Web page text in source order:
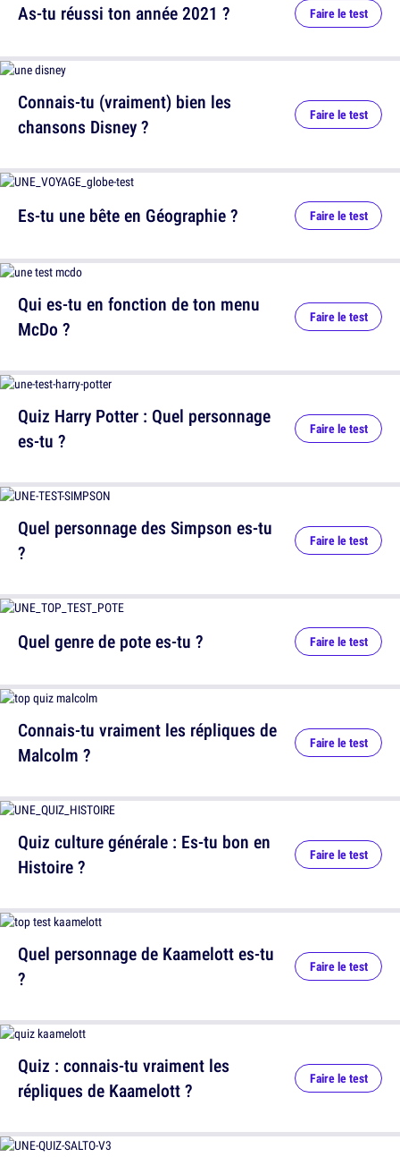
Connais-tu (vraiment) bien les
chansons Disney ?
Faire le test
Qui es-tu en fonction de ton menu
McDo ?
Faire le test
Quel personnage des Simpson es-tu
?
Faire le test
Connais-tu vraiment les répliques de
Malcolm ?
Faire le test
Quel personnage de Kaamelott es-tu
?
Faire le test
As-tu réussi ton année 2021 ? Faire le test
Es-tu une bête en Géographie ? Faire le test
Quiz Harry Potter : Quel personnage
es-tu ?
Faire le test
Quel genre de pote es-tu ? Faire le test
Quiz culture générale : Es-tu bon en
Histoire ?
Faire le test
Quiz : connais-tu vraiment les
répliques de Kaamelott ?
Faire le test